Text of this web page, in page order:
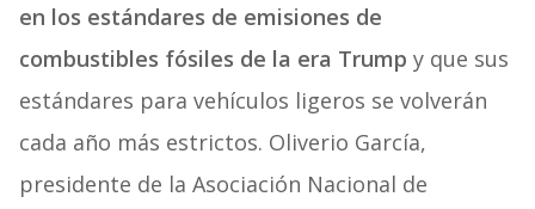
en los estándares de emisiones de
combustibles fósiles de la era Trump y que sus
estándares para vehículos ligeros se volverán
cada año más estrictos. Oliverio García,
presidente de la Asociación Nacional de